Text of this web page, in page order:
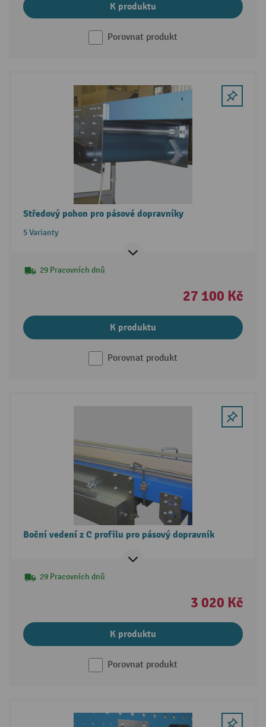
K produktu
Porovnat produkt
Středový pohon pro pásové dopravníky
5 Varianty
29 Pracovních dnů
27 100 Kč
K produktu
Porovnat produkt
Boční vedení z C profilu pro pásový dopravník
29 Pracovních dnů
3 020 Kč
K produktu
Porovnat produkt